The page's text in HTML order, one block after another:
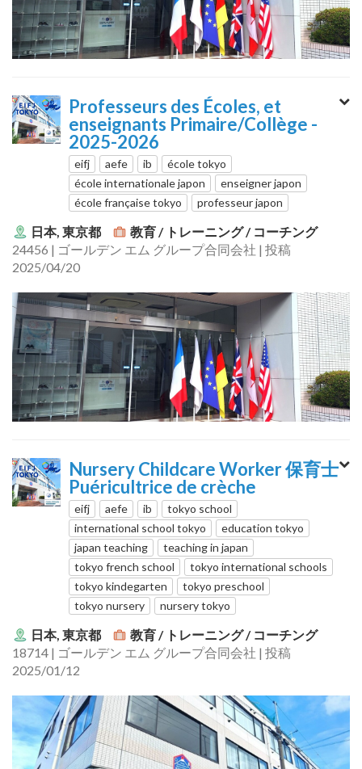
Professeurs des Écoles, et
enseignants Primaire/Collège -
2025-2026
eifj aefe ib
école tokyo
école internationale japon
enseigner japon
école française tokyo
professeur japon
日本, 東京都
教育 / トレーニング / コーチング
24456 | ゴールデン エム グループ合同会社 | 投稿
2025/04/20
Nursery Childcare Worker 保育士
Puéricultrice de crèche
eifj aefe ib
tokyo school
international school tokyo
education tokyo
japan teaching
teaching in japan
tokyo french school
tokyo international schools
tokyo kindegarten
tokyo preschool
tokyo nursery
nursery tokyo
日本, 東京都
教育 / トレーニング / コーチング
18714 | ゴールデン エム グループ合同会社 | 投稿
2025/01/12